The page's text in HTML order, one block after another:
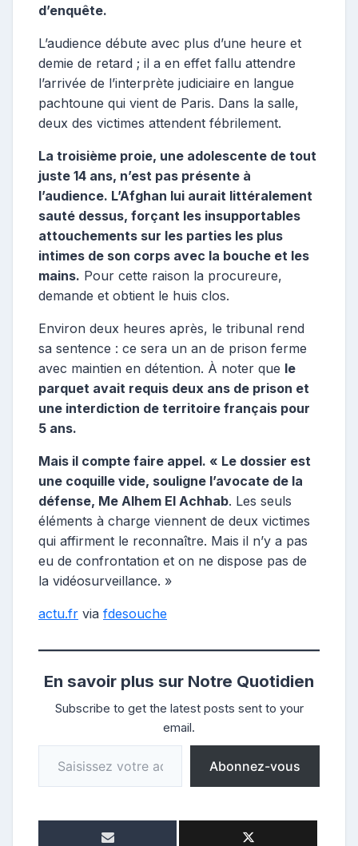
d’enquête.
L’audience débute avec plus d’une heure et
demie de retard ; il a en effet fallu attendre
l’arrivée de l’interprète judiciaire en langue
pachtoune qui vient de Paris. Dans la salle,
deux des victimes attendent fébrilement.
La troisième proie, une adolescente de tout
juste 14 ans, n’est pas présente à
l’audience. L’Afghan lui aurait littéralement
sauté dessus, forçant les insupportables
attouchements sur les parties les plus
intimes de son corps avec la bouche et les
mains. Pour cette raison la procureure,
demande et obtient le huis clos.
Environ deux heures après, le tribunal rend
sa sentence : ce sera un an de prison ferme
avec maintien en détention. À noter que le
parquet avait requis deux ans de prison et
une interdiction de territoire français pour
5 ans.
Mais il compte faire appel. « Le dossier est
une coquille vide, souligne l’avocate de la
défense, Me Alhem El Achhab. Les seuls
éléments à charge viennent de deux victimes
qui affirment le reconnaître. Mais il n’y a pas
eu de confrontation et on ne dispose pas de
la vidéosurveillance. »
actu.fr via fdesouche
En savoir plus sur Notre Quotidien
Subscribe to get the latest posts sent to your
email.
Saisissez votre adresse e-mail…
Abonnez-vous